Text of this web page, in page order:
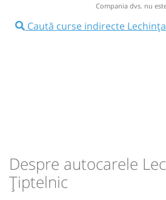
18:40 Lechința BN Statie
-
Compania dvs. nu
Caută curse indirecte
Despre autocarele
Țiptelnic